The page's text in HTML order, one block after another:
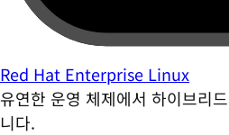
Red Hat Enterprise Linux
유연한 운영 체제에서 하이브리
니다.